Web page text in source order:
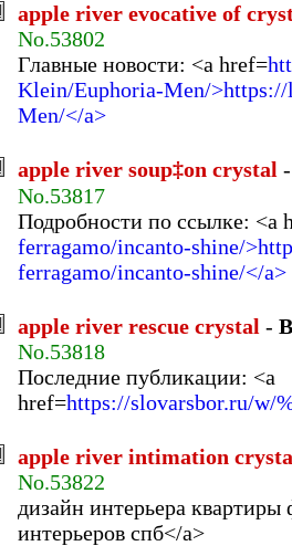
apple river evocative of
No.53802
Главные новости: <a href=
Klein/Euphoria-Men/
Men/</a>
apple river soup‡on crystal
No.53817
Подробности по ссылке: <a
ferragamo/incanto-shine/
ferragamo/incanto-shine/</a>
apple river rescue crystal -
No.53818
Последние публикации: <a
href=https://slovarsbor.ru/w/
apple river intimation
No.53822
дизайн интерьера
интерьеров спб</a>